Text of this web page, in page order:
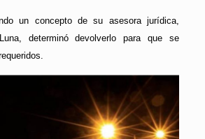
un concepto de su asesora jurídica,
determinó devolverlo para que se